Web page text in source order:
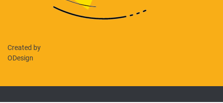
Created by
ODesign